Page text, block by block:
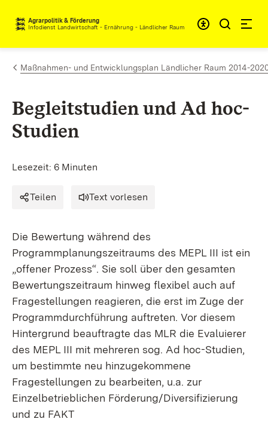
Zum Inhalt springen
Agrarpolitik & Förderung
Infodienst Landwirtschaft - Ernährung - Ländlicher Raum
Maßnahmen- und Entwicklungsplan Ländlicher Raum 2014-
Begleitstudien und Ad hoc-
Studien
Lesezeit: 6 Minuten
Teilen Text vorlesen
Die Bewertung während des
Programmplanungszeitraums des MEPL III ist ein
„offener Prozess“. Sie soll über den gesamten
Bewertungszeitraum hinweg flexibel auch auf
Fragestellungen reagieren, die erst im Zuge der
Programmdurchführung auftreten. Vor diesem
Hintergrund beauftragte das MLR die Evaluierer
des MEPL III mit mehreren sog. Ad hoc-Studien,
um bestimmte neu hinzugekommene
Fragestellungen zu bearbeiten, u.a. zur
Einzelbetrieblichen Förderung/Diversifizierung
und zu FAKT